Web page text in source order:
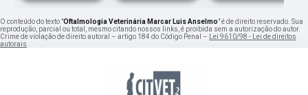
O conteúdo do texto "Oftalmologia Veterinária Marcar Luis Anselmo" é de direito reservado. Sua
reprodução, parcial ou total, mesmo citando nossos links, é proibida sem a autorização do autor.
Crime de violação de direito autoral – artigo 184 do Código Penal –
Lei 9610/98 - Lei de direitos
autorais